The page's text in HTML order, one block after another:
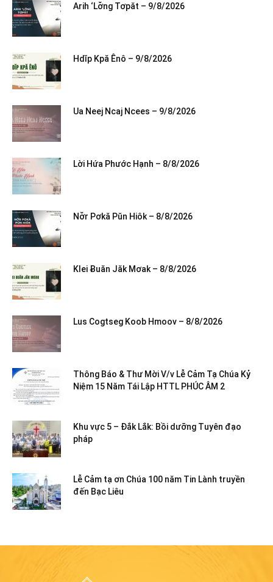
Arih ‘Lơ̆ng Tơpăt – 9/8/2026
Hdĭp Kpă Ênô – 9/8/2026
Ua Neej Ncaj Ncees – 9/8/2026
Lời Hứa Phước Hạnh – 8/8/2026
Nơ̆r Pơkă Pŭn Hiôk – 8/8/2026
Klei Ƀuăn Jăk Mơak – 8/8/2026
Lus Cogtseg Koob Hmoov – 8/8/2026
Thông Báo & Thư Mời V/v Lễ Cảm Tạ Chúa Kỷ
Niệm 15 Năm Tái Lập HTTL PHÚC ÂM 2
Khu vực 5 – Đắk Lắk: Bồi dưỡng Tuyên đạo
pháp
Lễ Cảm tạ ơn Chúa 100 năm Tin Lành truyền
đến Bạc Liêu